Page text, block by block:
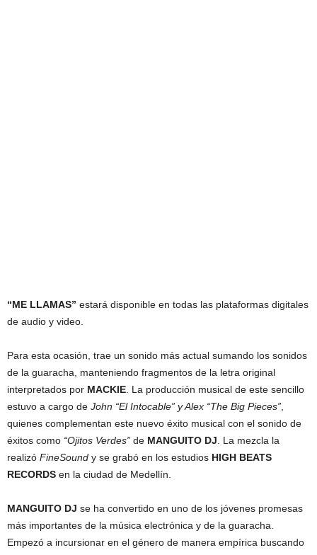
“ME LLAMAS” estará disponible en todas las plataformas digitales
de audio y video.
Para esta ocasión, trae un sonido más actual sumando los sonidos
de la guaracha, manteniendo fragmentos de la letra original
interpretados por MACKIE . La producción musical de este sencillo
estuvo a cargo de John “El Intocable” y Alex “The Big Pieces”
quienes complementan este nuevo éxito musical con el sonido de
éxitos como “Ojitos Verdes” de MANGUITO DJ . La mezcla la
realizó FineSound y se grabó en los estudios HIGH BEATS
RECORDS en la ciudad de Medellín.
MANGUITO DJ se ha convertido en uno de los jóvenes promesas
más importantes de la música electrónica y de la guaracha.
Empezó a incursionar en el género de manera empírica buscando